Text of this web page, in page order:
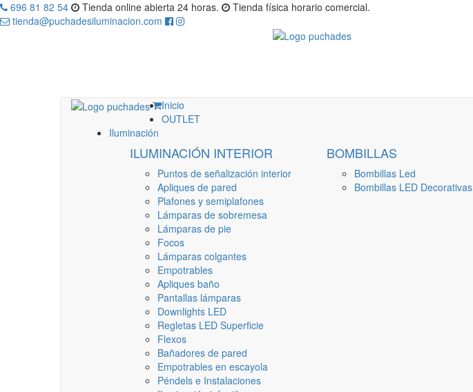
696 81 82 54 Tienda online abierta 24 horas.
Tienda física horario comercial.
tienda@puchadesiluminacion.com
Inicio
OUTLET
Iluminación
ILUMINACIÓN INTERIOR
Puntos de señalización interior
Apliques de pared
Plafones y semiplafones
Lámparas de sobremesa
Lámparas de pie
Focos
Lámparas colgantes
Empotrables
Apliques baño
Pantallas lámparas
Downlights LED
Regletas LED Superficie
Flexos
Bañadores de pared
Empotrables en escayola
Péndels e Instalaciones
BOMBILLAS
Bombillas Led
Bombillas LED Decorativas